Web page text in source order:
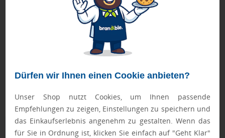
Dürfen wir Ihnen einen Cookie anbieten?
Unser Shop nutzt Cookies, um Ihnen passende
Empfehlungen zu zeigen, Einstellungen zu speichern und
das Einkaufserlebnis angenehm zu gestalten. Wenn das
für Sie in Ordnung ist, klicken Sie einfach auf "Geht Klar"
bleibender Wirkung.
➤ Pflegehinweis: Nicht bügeln, Maximale Waschtemperatur
30°C, Schonwaschgang, Nicht Bleichen, Nicht
Passend für diese Artikel:
➤ Schal Gr. M
Geprüft von Ewa